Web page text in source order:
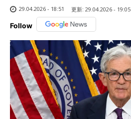
29.04.2026 - 18:51
更新: 29.04.2026 - 19:05
Follow